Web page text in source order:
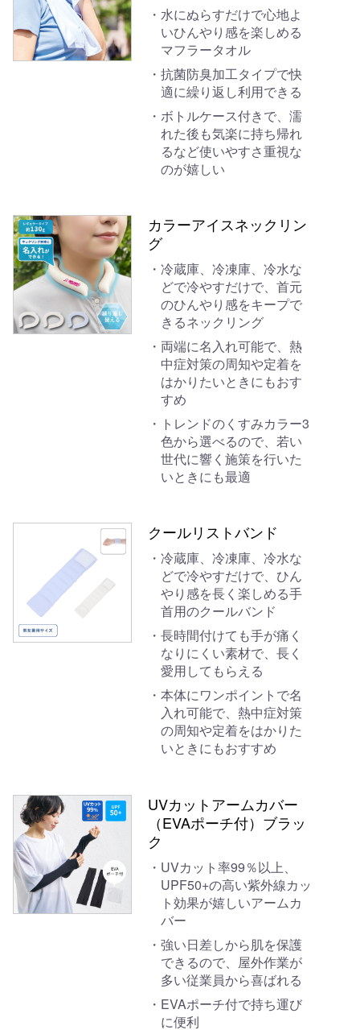
水にぬらすだけで心地よ
いひんやり感を楽しめる
マフラータオル
抗菌防臭加工タイプで快
適に繰り返し利用できる
ボトルケース付きで、濡
れた後も気楽に持ち帰れ
るなど使いやすさ重視な
のが嬉しい
カラーアイスネックリン
グ
冷蔵庫、冷凍庫、冷水な
どで冷やすだけで、首元
のひんやり感をキープで
きるネックリング
両端に名入れ可能で、熱
中症対策の周知や定着を
はかりたいときにもおす
すめ
トレンドのくすみカラー3
色から選べるので、若い
世代に響く施策を行いた
いときにも最適
クールリストバンド
冷蔵庫、冷凍庫、冷水な
どで冷やすだけで、ひん
やり感を長く楽しめる手
首用のクールバンド
長時間付けても手が痛く
なりにくい素材で、長く
愛用してもらえる
本体にワンポイントで名
入れ可能で、熱中症対策
の周知や定着をはかりた
いときにもおすすめ
UVカットアームカバー
（EVAポーチ付）ブラッ
ク
UVカット率99％以上、
UPF50+の高い紫外線カッ
ト効果が嬉しいアームカ
バー
強い日差しから肌を保護
できるので、屋外作業が
多い従業員から喜ばれる
EVAポーチ付で持ち運び
に便利